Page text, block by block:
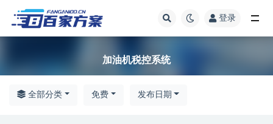
登录
加油机税控系统
全部分类 免费 发布日期